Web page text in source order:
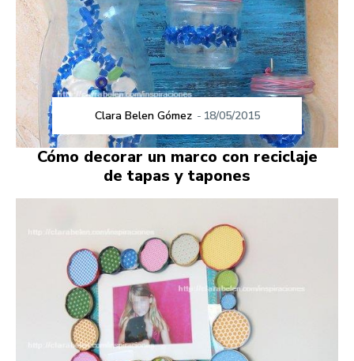
Clara Belen Gómez - 18/05/2015
Cómo decorar un marco con reciclaje
de tapas y tapones